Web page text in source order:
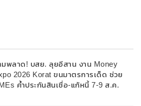
มพลาด! บสย. ลุยอีสาน งาน Money
2026 Korat ขนมาตรการเด็ด ช่วย
ค้ำประกันสินเชื่อ-แก้หนี้ 7-9 ส.ค.